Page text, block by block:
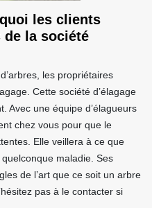
les clients
la société
les propriétaires
Cette société d’élagage
Avec une équipe d’élagueurs
chez vous pour que le
Elle veillera à ce que
maladie. Ses
de l’art que ce soit un arbre
pas à le contacter si